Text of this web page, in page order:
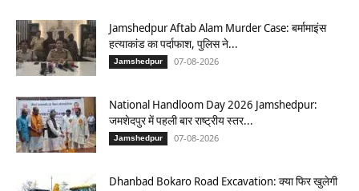
Jamshedpur Aftab Alam Murder Case: बर्मामाइंस
हत्याकांड का पर्दाफाश, पुलिस ने...
Jamshedpur 07-08-2026
National Handloom Day 2026 Jamshedpur:
जमशेदपुर में पहली बार राष्ट्रीय स्तर...
Jamshedpur 07-08-2026
Dhanbad Bokaro Road Excavation: क्या फिर खुलेगी